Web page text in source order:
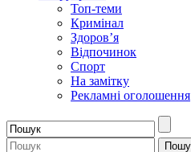
Топ-теми
Кримінал
Здоров’я
Відпочинок
Спорт
На замітку
Рекламні оголошення